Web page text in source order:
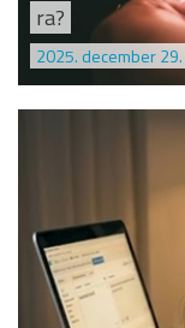
ra?
2025. december 29.